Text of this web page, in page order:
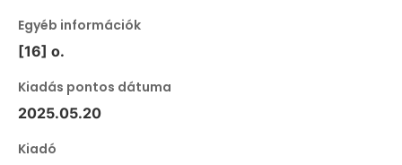
Egyéb információk
[16] o.
Kiadás pontos dátuma
2025.05.20
Kiadó